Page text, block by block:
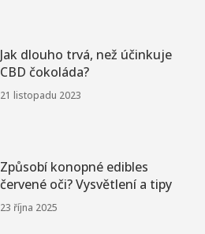
Jak dlouho trvá, než účinkuje
CBD čokoláda?
21 listopadu 2023
Způsobí konopné edibles
červené oči? Vysvětlení a tipy
23 října 2025